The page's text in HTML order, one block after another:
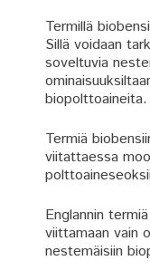
Termillä
Sillä voidaan
soveltuvia
biopolttoaineita.
Termiä
viitattaessa
Englannin
viittamaan vain
nestemäisiin